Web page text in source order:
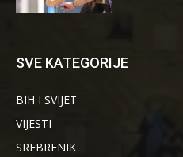
SVE KATEGORIJE
BIH I SVIJET
VIJESTI
SREBRENIK